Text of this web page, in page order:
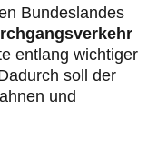
Bundeslandes
entlang wichtiger
soll der
und